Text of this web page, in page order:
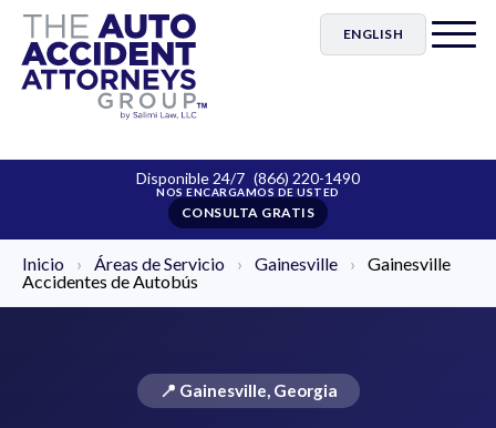
ENGLISH
Disponible 24/7 (866) 220-1490
CONSULTA GRATIS
Inicio › Áreas de Servicio › Gainesville ›
Gainesville
Accidentes de Autobús
📍 Gainesville, Georgia